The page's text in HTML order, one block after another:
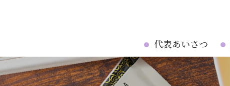
代表あいさつ